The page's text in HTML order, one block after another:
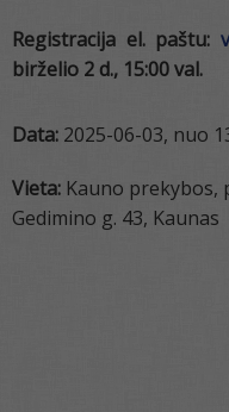
Registracija el. paštu:
birželio 2 d., 15:00 val.
Data: 2025-06-03, nuo
Vieta: Kauno prekybos,
Gedimino g. 43, Kaunas